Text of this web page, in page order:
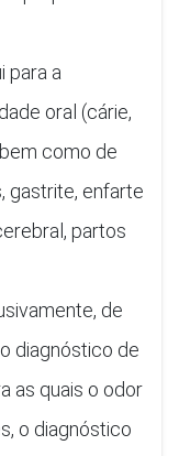
para a
oral (cárie,
como de
gastrite, enfarte
partos
de
diagnóstico de
as quais o odor
o diagnóstico